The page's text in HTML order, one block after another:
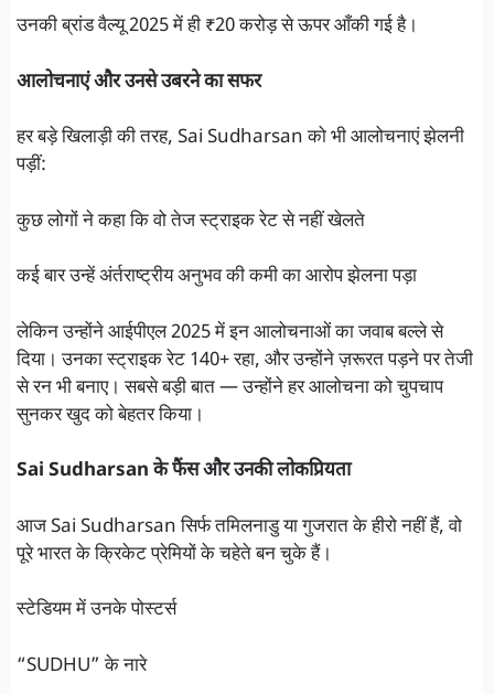
उनकी ब्रांड वैल्यू 2025 में ही ₹20 करोड़ से ऊपर आँकी गई है।
आलोचनाएं और उनसे उबरने का सफर
हर बड़े खिलाड़ी की तरह, Sai Sudharsan को भी आलोचनाएं झेलनी
पड़ीं:
कुछ लोगों ने कहा कि वो तेज स्ट्राइक रेट से नहीं खेलते
कई बार उन्हें अंर्तराष्ट्रीय अनुभव की कमी का आरोप झेलना पड़ा
लेकिन उन्होंने आईपीएल 2025 में इन आलोचनाओं का जवाब बल्ले से
दिया। उनका स्ट्राइक रेट 140+ रहा, और उन्होंने ज़रूरत पड़ने पर तेजी
से रन भी बनाए। सबसे बड़ी बात — उन्होंने हर आलोचना को चुपचाप
सुनकर खुद को बेहतर किया।
Sai Sudharsan के फैंस और उनकी लोकप्रियता
आज Sai Sudharsan सिर्फ तमिलनाडु या गुजरात के हीरो नहीं हैं, वो
पूरे भारत के क्रिकेट प्रेमियों के चहेते बन चुके हैं।
स्टेडियम में उनके पोस्टर्स
“SUDHU” के नारे